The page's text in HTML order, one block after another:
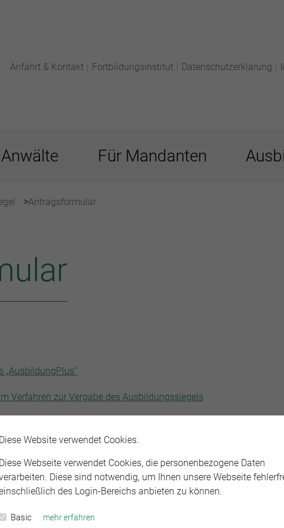
Diese Website verwendet Cookies.
Diese Webseite verwendet Cookies, die personenbezogene Daten
Diese sind notwendig, um Ihnen unsere Webseite
des Login-Bereichs anbieten zu können.
Basic mehr erfahren
Anfahrt & Kontakt Fortbildungsinstitut Datenschutzerklärung
Für Mandanten
Antragsformular
„AusbildungPlus“
Verfahren zur Vergabe des Ausbildungssiegels